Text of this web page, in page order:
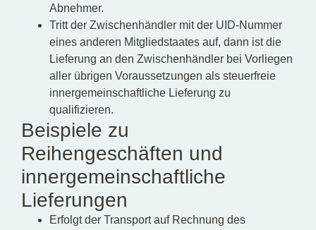
Abnehmer.
Tritt der Zwischenhändler mit der UID-Nummer
eines anderen Mitgliedstaates auf, dann ist die
Lieferung an den Zwischenhändler bei Vorliegen
aller übrigen Voraussetzungen als steuerfreie
innergemeinschaftliche Lieferung zu
qualifizieren.
Beispiele zu
Reihengeschäften und
innergemeinschaftliche
Lieferungen
Erfolgt der Transport auf Rechnung des